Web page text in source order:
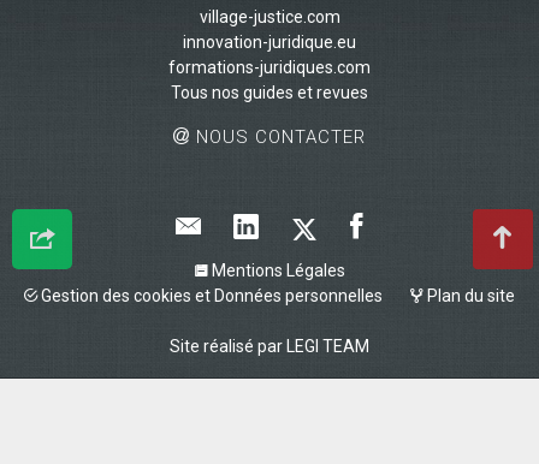
village-justice.com
innovation-juridique.eu
formations-juridiques.com
Tous nos guides et revues
NOUS CONTACTER
Mentions Légales
Gestion des cookies et Données personnelles
Plan du site
Site réalisé par LEGI TEAM